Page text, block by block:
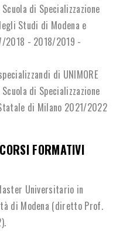
di Specializzazione
Studi di Modena e
2018 - 2018/2019 -
di UNIMORE
di Specializzazione
di Milano 2021/2022
FORMATIVI
Universitario in
à di Modena (diretto Prof.